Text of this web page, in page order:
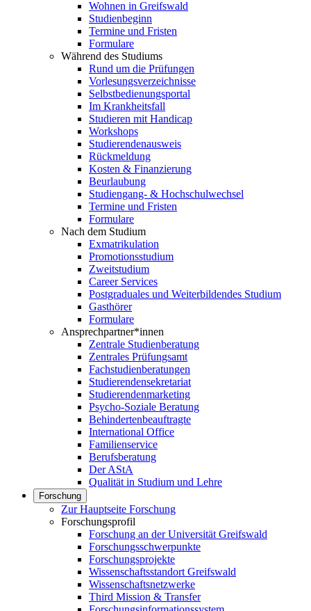
Wohnen in Greifswald
Studienbeginn
Termine und Fristen
Formulare
Während des Studiums
Rund um die Prüfungen
Vorlesungsverzeichnisse
Selbstbedienungsportal
Im Krankheitsfall
Studieren mit Handicap
Workshops
Studierendenausweis
Rückmeldung
Kosten & Finanzierung
Beurlaubung
Studiengang- & Hochschulwechsel
Termine und Fristen
Formulare
Nach dem Studium
Exmatrikulation
Promotionsstudium
Zweitstudium
Career Services
Postgraduales und Weiterbildendes Studium
Gasthörer
Formulare
Ansprechpartner*innen
Zentrale Studienberatung
Zentrales Prüfungsamt
Fachstudienberatungen
Studierendensekretariat
Studierendenmarketing
Psycho-Soziale Beratung
Behindertenbeauftragte
International Office
Familienservice
Berufsberatung
Der AStA
Qualität in Studium und Lehre
Forschung
Zur Hauptseite Forschung
Forschungsprofil
Forschung an der Universität Greifswald
Forschungsschwerpunkte
Forschungsprojekte
Wissenschaftsstandort Greifswald
Wissenschaftsnetzwerke
Third Mission & Transfer